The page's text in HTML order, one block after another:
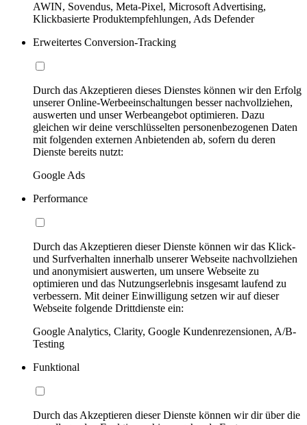
AWIN, Sovendus, Meta-Pixel, Microsoft Advertising,
Klickbasierte Produktempfehlungen, Ads Defender
Erweitertes Conversion-Tracking
Durch das Akzeptieren dieses Dienstes können wir den Erfolg
unserer Online-Werbeeinschaltungen besser nachvollziehen,
auswerten und unser Werbeangebot optimieren. Dazu
gleichen wir deine verschlüsselten personenbezogenen Daten
mit folgenden externen Anbietenden ab, sofern du deren
Dienste bereits nutzt:
Google Ads
Performance
Durch das Akzeptieren dieser Dienste können wir das Klick-
und Surfverhalten innerhalb unserer Webseite nachvollziehen
und anonymisiert auswerten, um unsere Webseite zu
optimieren und das Nutzungserlebnis insgesamt laufend zu
verbessern. Mit deiner Einwilligung setzen wir auf dieser
Webseite folgende Drittdienste ein:
Google Analytics, Clarity, Google Kundenrezensionen, A/B-
Testing
Funktional
Durch das Akzeptieren dieser Dienste können wir dir über die